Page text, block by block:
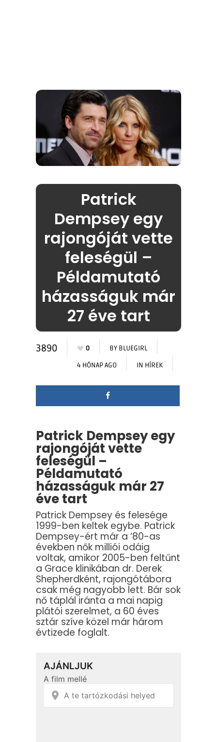
Patrick
Dempsey egy
rajongóját vette
feleségül –
Példamutató
házasságuk már
27 éve tart
3890 0 BY BLUEGIRL
4 HÓNAP AGO IN HÍREK
Patrick Dempsey egy
rajongóját vette
feleségül –
Példamutató
házasságuk már 27
éve tart
Patrick Dempsey és felesége
1999-ben keltek egybe. Patrick
Dempsey-ért már a ’80-as
években nők milliói odáig
voltak, amikor 2005-ben feltűnt
a Grace klinikában dr. Derek
Shepherdként, rajongótábora
csak még nagyobb lett. Bár sok
nő táplál iránta a mai napig
plátói szerelmet, a 60 éves
sztár szíve közel már három
évtizede foglalt.